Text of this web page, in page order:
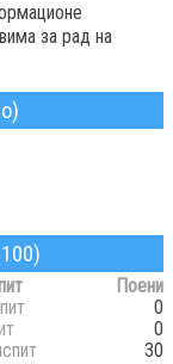
за рад на
Поени
0
0
30